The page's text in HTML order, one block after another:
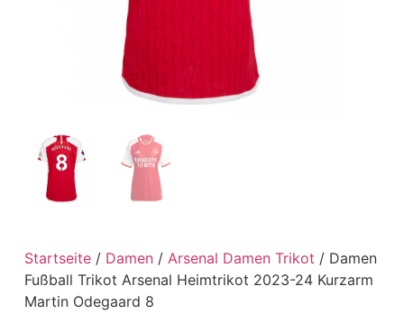
Startseite/ Damen/ Arsenal Damen Trikot / Damen
Fußball Trikot Arsenal Heimtrikot 2023-24 Kurzarm
Martin Odegaard 8